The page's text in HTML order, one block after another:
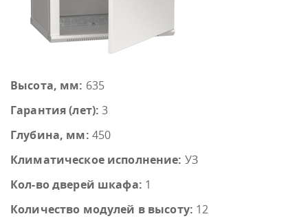
Высота, мм: 635
Гарантия (лет): 3
Глубина, мм: 450
Климатическое исполнение: УЗ
Кол-во дверей шкафа: 1
Количество модулей в высоту: 12